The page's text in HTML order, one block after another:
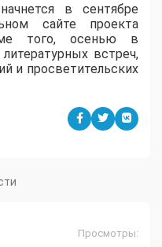
в сентябре
сайте проекта
того, осенью в
встреч,
и просветительских
Просмотры: